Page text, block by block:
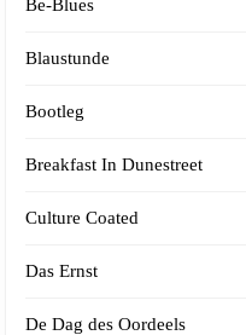
Be-Blues
Blaustunde
Bootleg
Breakfast In Dunestreet
Culture Coated
Das Ernst
De Dag des Oordeels